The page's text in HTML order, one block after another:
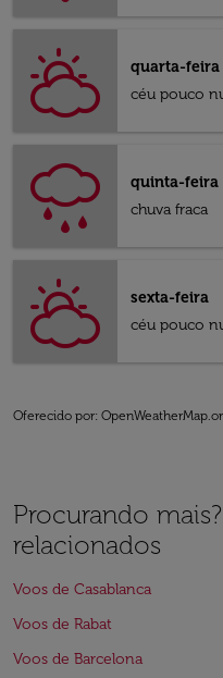
quarta-feira
céu pouco
quinta-feira
chuva fraca
sexta-feira
céu pouco
Oferecido por:
Procurando
relacionados
Voos de Casablanca
Voos de Rabat
Voos de Barcelona